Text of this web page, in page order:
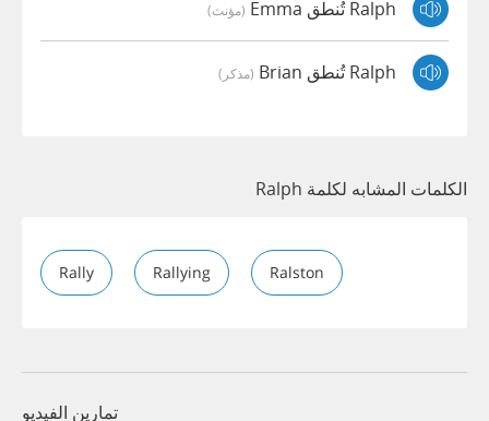
Ralph تُنطق Emma (مؤنث)
Ralph تُنطق Brian (مذكر)
الكلمات المشابه لكلمة Ralph
Rally Rallying Ralston
تمارين الفيديو